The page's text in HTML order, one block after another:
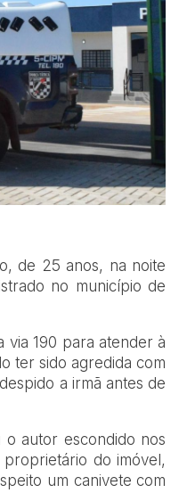
de 25 anos, na noite
no município de
via 190 para atender à
ter sido agredida com
a irmã antes de
autor escondido nos
do imóvel,
um canivete com